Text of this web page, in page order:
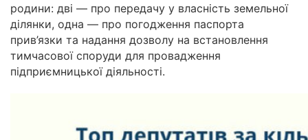
родини: дві — про передачу у власність земельної
ділянки, одна — про погодження паспорта
прив’язки та надання дозволу на встановлення
тимчасової споруди для провадження
підприємницької діяльності.